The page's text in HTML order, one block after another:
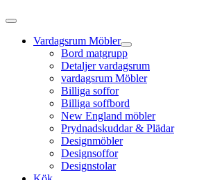
Vardagsrum Möbler
Bord matgrupp
Detaljer vardagsrum
vardagsrum Möbler
Billiga soffor
Billiga soffbord
New England möbler
Prydnadskuddar & Plädar
Designmöbler
Designsoffor
Designstolar